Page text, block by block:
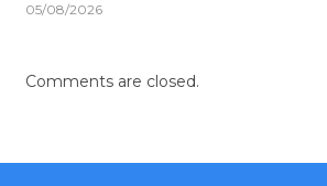
05/08/2026
Comments are closed.